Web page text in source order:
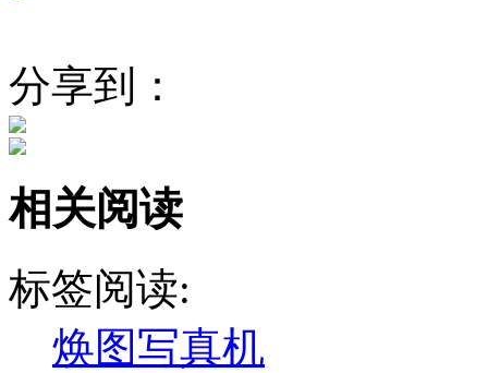
分享到：
相关阅读
标签阅读:
焕图写真机